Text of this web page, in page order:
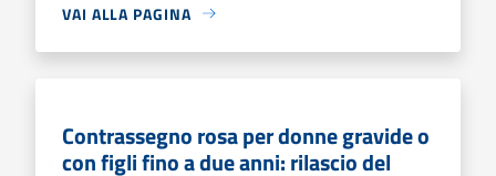
VAI ALLA PAGINA
Contrassegno rosa per donne gravide o
con figli fino a due anni: rilascio del